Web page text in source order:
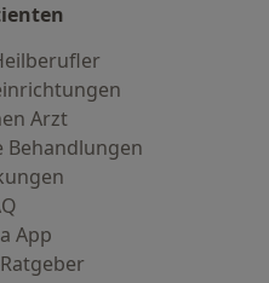
Arzt
Behandlungen
App